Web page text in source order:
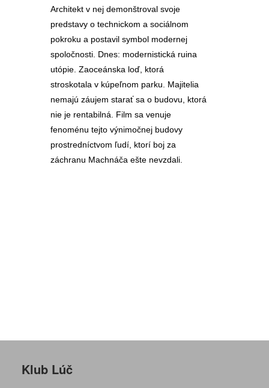
Architekt v nej demonštroval svoje
predstavy o technickom a sociálnom
pokroku a postavil symbol modernej
spoločnosti. Dnes: modernistická ruina
utópie. Zaoceánska loď, ktorá
stroskotala v kúpeľnom parku. Majitelia
nemajú záujem starať sa o budovu, ktorá
nie je rentabilná. Film sa venuje
fenoménu tejto výnimočnej budovy
prostredníctvom ľudí, ktorí boj za
záchranu Machnáča ešte nevzdali.
Klub Lúč